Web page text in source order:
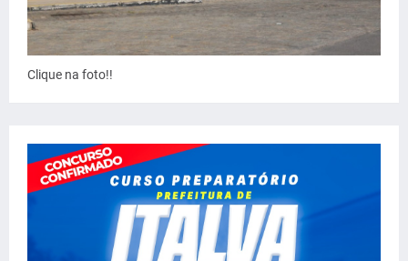
Clique na foto!!